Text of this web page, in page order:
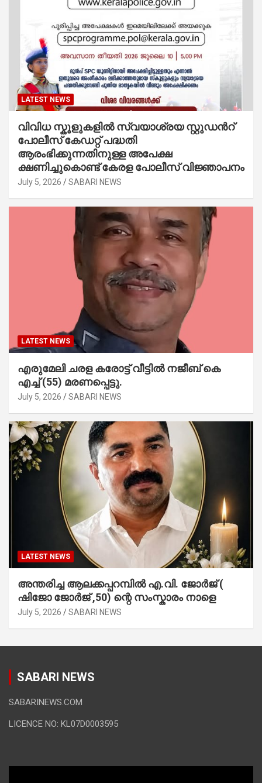
LATEST NEWS
വിവിധ സ്കൂളുകളില്‍ സ്വയാശ്രയ സ്റ്റുഡന്‍റ്
പോലീസ് കേഡറ്റ് പദ്ധതി
ആരംഭിക്കുന്നതിനുള്ള അപേക്ഷ
ക്ഷണിച്ചുകൊണ്ട് കേരള പോലീസ് വിജ്ഞാപനം
July 5, 2026 SABARI NEWS
LATEST NEWS
എരുമേലി ചരള കരോട്ട് വീട്ടിൽ നജീബ് കെ
എച്ച് (55) മരണപ്പെട്ടു.
July 5, 2026 SABARI NEWS
LATEST NEWS
അന്തരിച്ച ആ​ല​ക്ക​പ്പ​റമ്പിൽ​ എ.​വി. ജോ​ർ​ജ് (
ഷിജോ ജോർജ് ,50) ന്റെ സംസ്കാരം നാളെ
July 5, 2026 SABARI NEWS
SABARI NEWS
SABARINEWS.COM
LICENCE NO: KL07D0003595